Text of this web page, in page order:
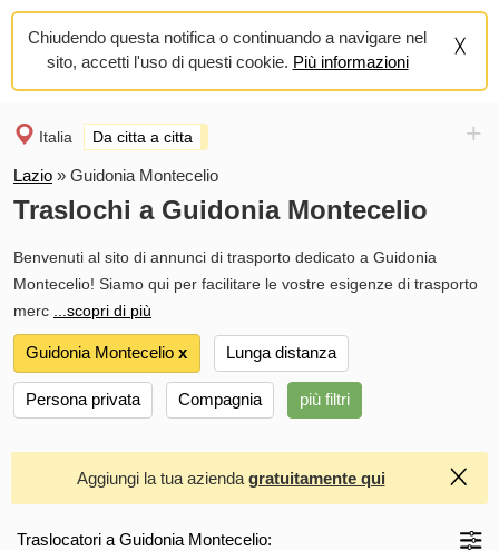
Chiudendo questa notifica o continuando a navigare nel
sito, accetti l'uso di questi cookie. Più informazioni
Italia Da citta a citta +
Lazio » Guidonia Montecelio
Traslochi a Guidonia Montecelio
Benvenuti al sito di annunci di trasporto dedicato a Guidonia
Montecelio! Siamo qui per facilitare le vostre esigenze di trasporto
merc
...scopri di più
Guidonia Montecelio х Lunga distanza
Persona privata Compagnia più filtri
Aggiungi la tua azienda gratuitamente qui
Traslocatori a Guidonia Montecelio: